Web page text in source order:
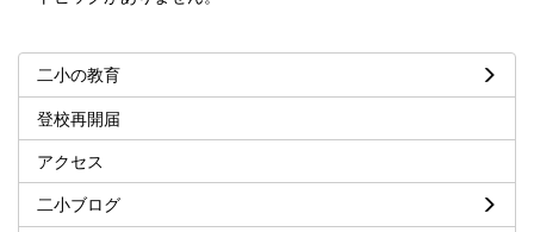
二小の教育
登校再開届
アクセス
二小ブログ